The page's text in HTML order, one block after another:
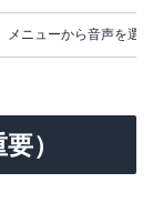
メニューから音声を選択
）